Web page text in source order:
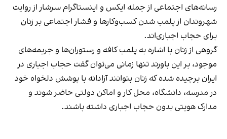
رسانه‎‌های اجتماعی از جمله ایکس و اینستاگرام سرشار از روایت
شهروندان از پلمب شدن کسب‌وکارها و فشار اجتماعی بر زنان
برای حجاب اجباری‌اند.
گروهی از زنان با اشاره به پلمب کافه و رستوران‌ها و جریمه‌های
موجود، بر این باورند تنها زمانی می‌توان گفت حجاب اجباری در
ایران برچیده شده که زنان بتوانند آزادانه با پوشش دلخواه خود
در مدرسه، دانشگاه، محل کار و اماکن دولتی حاضر شوند و
مدارک هویتی بدون حجاب اجباری داشته باشند.